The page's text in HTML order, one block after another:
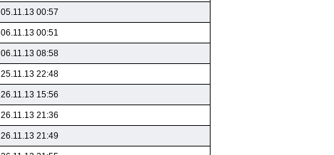
05.11.13 00:57
06.11.13 00:51
06.11.13 08:58
25.11.13 22:48
26.11.13 15:56
26.11.13 21:36
26.11.13 21:49